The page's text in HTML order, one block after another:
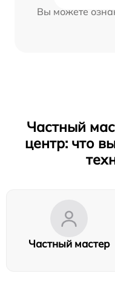
Вы можете
Частный
центр: что
Частный мастер